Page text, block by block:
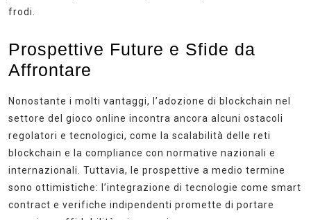
frodi.
Prospettive Future e Sfide da
Affrontare
Nonostante i molti vantaggi, l’adozione di blockchain nel
settore del gioco online incontra ancora alcuni ostacoli
regolatori e tecnologici, come la scalabilità delle reti
blockchain e la compliance con normative nazionali e
internazionali. Tuttavia, le prospettive a medio termine
sono ottimistiche: l’integrazione di tecnologie come smart
contract e verifiche indipendenti promette di portare